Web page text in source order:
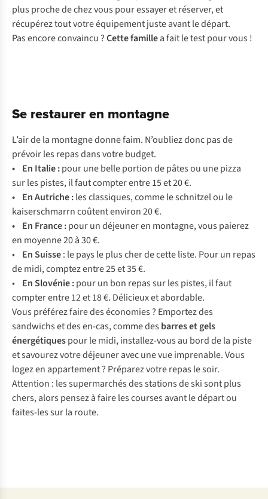
plus proche de chez vous pour essayer et réserver, et
récupérez tout votre équipement juste avant le départ.
Pas encore convaincu ?Cette famillea fait le test pour vous !
Se restaurer en montagne
L’air de la montagne donne faim. N’oubliez donc pas de
prévoir les repas dans votre budget.
• En Italie :pour une belle portion de pâtes ou une pizza
sur les pistes, il faut compter entre 15 et 20 €.
• En Autriche :les classiques, comme leschnitzelou le
kaiserschmarrncoûtent environ 20 €.
• En France :pour un déjeuner en montagne, vous paierez
en moyenne 20 à 30 €.
• En Suisse: le pays le plus cher de cette liste. Pour un repas
de midi, comptez entre 25 et 35 €.
• En Slovénie :pour un bon repas sur les pistes, il faut
compter entre 12 et 18 €. Délicieux et abordable.
Vous préférez faire des économies ? Emportez des
sandwichs et des en-cas, comme des barres et gels
énergétiquespour le midi, installez-vous au bord de la piste
et savourez votre déjeuner avec une vue imprenable. Vous
logez en appartement ? Préparez votre repas le soir.
Attention : les supermarchés des stations de ski sont plus
chers, alors pensez à faire les courses avant le départ ou
faites-les sur la route.